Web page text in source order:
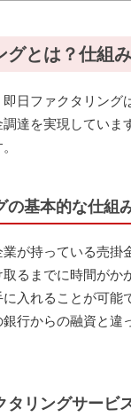
グとは？仕組
日ファクタリン
達を実現してい
の基本的な仕組
が持っている売
るまでに時間が
入れることが可
行からの融資と
タリングサービ